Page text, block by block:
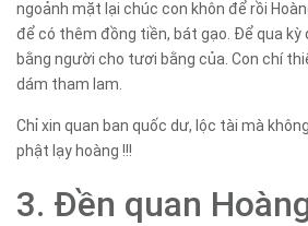
ngoảnh mặt lại chúc con khôn để rồi
để có thêm đồng tiền, bát gạo. Để qua kỳ
bằng người cho tươi bằng của. Con chí
dám tham lam.
Chỉ xin quan ban quốc dư, lộc tài mà
phật lạy hoàng !!!
3. Đền quan